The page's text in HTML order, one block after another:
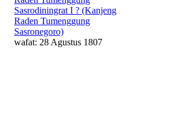
Sasrodiningrat I ? (Kanjeng
Raden Tumenggung
Sasronegoro)
wafat: 28 Agustus 1807